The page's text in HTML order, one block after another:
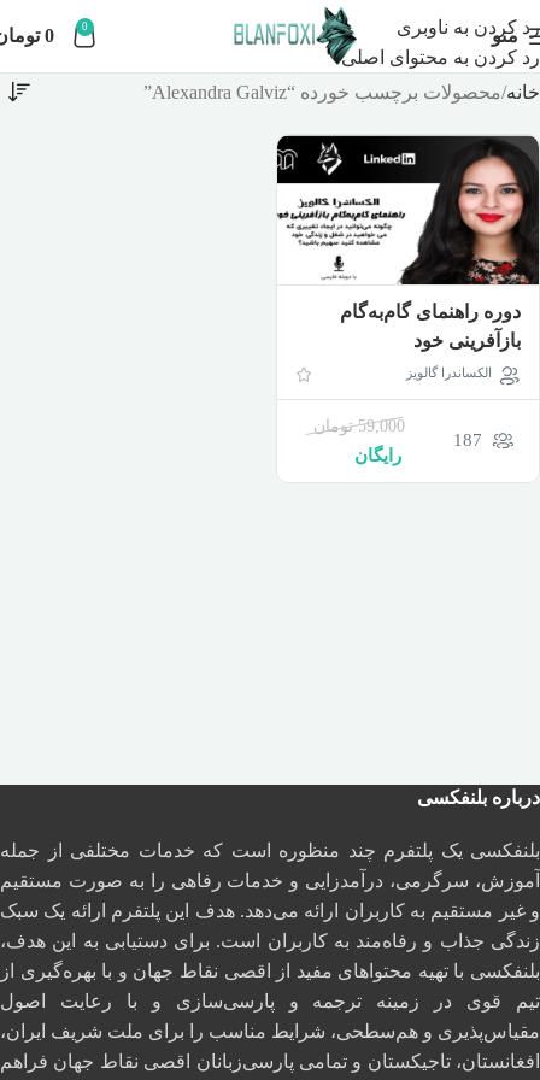
رد کردن به ناوبری
رد کردن به محتوای اصلی
منو 0
0
خانه محصولات برچسب خورده “Alexandra Galviz”
دوره راهنمای گام‌به‌گام
بازآفرینی خود
الکساندرا گالویز
187
59,000 تومان
رایگان
درباره بلنفکسی
بلنفکسی یک پلتفرم چند منظوره است که خدمات مختلفی از جمله
آموزش، سرگرمی، درآمدزایی و خدمات رفاهی را به صورت مستقیم
و غیر مستقیم به کاربران ارائه می‌دهد. هدف این پلتفرم ارائه یک سبک
زندگی جذاب و رفاه‌مند به کاربران است. برای دستیابی به این هدف،
بلنفکسی با تهیه محتواهای مفید از اقصی نقاط جهان و با بهره‌گیری از
تیم قوی در زمینه ترجمه و پارسی‌سازی و با رعایت اصول
مقیاس‌پذیری و هم‌سطحی، شرایط مناسب را برای ملت شریف ایران،
افغانستان، تاجیکستان و تمامی پارسی‌زبانان اقصی نقاط جهان فراهم